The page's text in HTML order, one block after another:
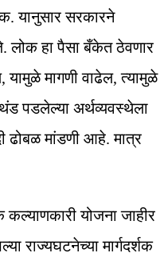
यानुसार सरकारने
लोक हा पैसा बँकेत ठेवणार
यामुळे मागणी वाढेल, त्यामुळे
पडलेल्या अर्थव्यवस्थेला
ढोबळ मांडणी आहे. मात्र
योजना जाहीर
राज्यघटनेच्या मार्गदर्शक